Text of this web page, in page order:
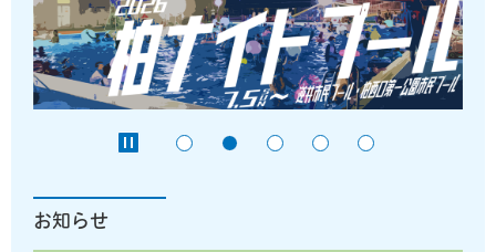
お知らせ